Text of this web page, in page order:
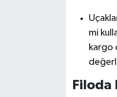
mi
kargo
Filoda